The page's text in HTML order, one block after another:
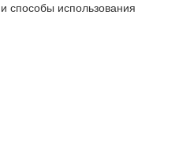
и способы использования